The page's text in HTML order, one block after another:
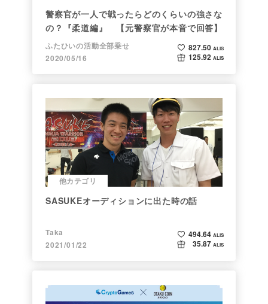
警察官が一人で戦ったらどのくらいの強さな
の？『柔道編』 【元警察官が本音で回答】
ふたひいの活動全部乗せ
2020/05/16
827.50 ALIS
125.92 ALIS
他カテゴリ
SASUKEオーディションに出た時の話
Taka
2021/01/22
494.64 ALIS
35.87 ALIS